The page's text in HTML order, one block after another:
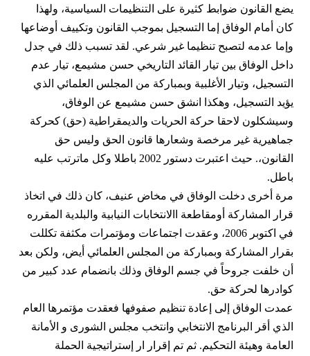
يضع القانون ضوابط كثيرة على التنظيمات السياسية، ولهذا
كان أمام الوفاق إما التسجيل بموجب القانون وتكييف أوضاعها
وإما عدمه لتصبح تنظيما غير شرعي. لقد تسبب ذلك في جدل
داخل الوفاق بين تيار القائد التاريخي حسن مشيمع، تيار عدم
التسجيل، وتيار الأغلبية وبمباركة من المجلس العلمائي الذي
يؤيد التسجيل، وهكذا انشق حسن مشيمع عن الوفاق،
وسيشكلون لاحقا حركة الحريات والديمقراطية (حق) كحركة
جماهيرية غير مرخصة وشعارها قانون الحق وليس حق
القانون،. حيث اعتبرت دستور 2002 باطلا وكل ماترتب عليه
باطل.
مرة أخرى دخلت الوفاق في مخاض عنيف، كان ذلك في اتخاذ
قرار المشاركة أومقاطعة االانتخابات النيابية والبلدية المقرره
في اكتوبر 2006، وعقدت اجتماعات ومؤتمرات مكثفة تكللت
بقرار المشاركة وبمباركة من المجلس العلمائي أيض، ولكن بعد
أن خلفت جروحاً في جسم الوفاق وذلك بانضمام عدد كبير من
كوادرها لحركة حق.
عمدت الوفاق إلى إعادة تنظيم صفوفها فعقدت مؤتمرها العام
الذي أقر البرنامج الانتخابي وانتخب مجلس الشورى و الأمانة
العامة وهيئة التحكيم. ثم تم إقرار ار إستراتيجية الحملة